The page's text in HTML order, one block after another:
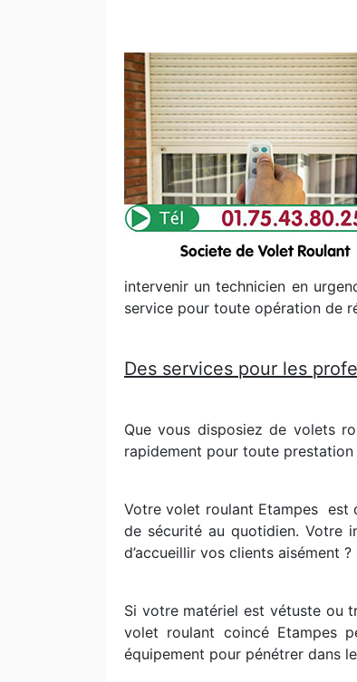
intervenir un technicien en
service pour toute opération de
Des services pour les
Que vous disposiez de volets
rapidement pour toute
Votre volet roulant Etampes est
de sécurité au quotidien. Votre
d’accueillir vos clients aisément
Si votre matériel est vétuste ou
volet roulant coincé Etampes
équipement pour pénétrer dans